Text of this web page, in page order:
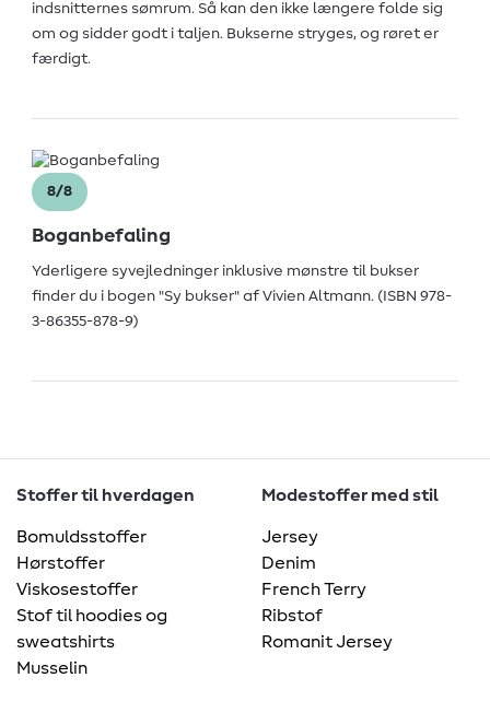
indsnitternes sømrum. Så kan den ikke længere folde sig
om og sidder godt i taljen. Bukserne stryges, og røret er
færdigt.
8/8
Boganbefaling
Yderligere syvejledninger inklusive mønstre til bukser
finder du i bogen "Sy bukser" af Vivien Altmann. (ISBN 978-
3-86355-878-9)
Stoffer til hverdagen
Bomuldsstoffer
Hørstoffer
Viskosestoffer
Stof til hoodies og
sweatshirts
Musselin
Modestoffer med stil
Jersey
Denim
French Terry
Ribstof
Romanit Jersey